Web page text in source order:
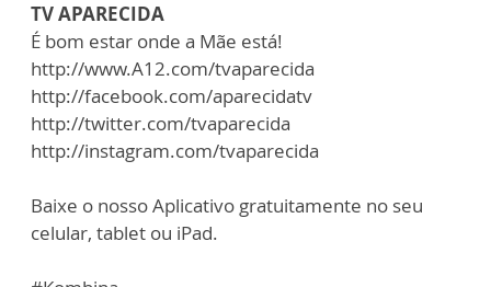
TV APARECIDA
É bom estar onde a Mãe está!
http://www.A12.com/tvaparecida
http://facebook.com/aparecidatv
http://twitter.com/tvaparecida
http://instagram.com/tvaparecida
Baixe o nosso Aplicativo gratuitamente no seu
celular, tablet ou iPad.